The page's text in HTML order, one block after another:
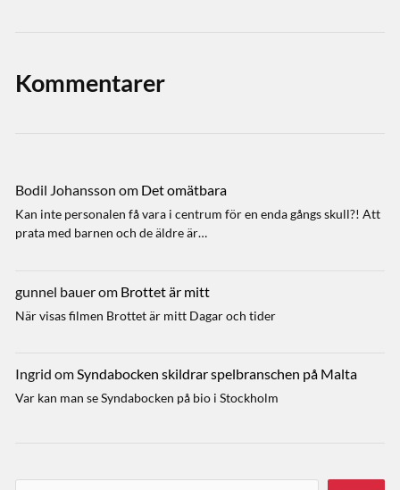
Kommentarer
Bodil Johansson om Det omätbara
Kan inte personalen få vara i centrum för en enda gångs skull?! Att
prata med barnen och de äldre är…
gunnel bauerom Brottet är mitt
När visas filmen Brottet är mitt Dagar och tider
Ingrid omSyndabocken skildrar spelbranschen på Malta
Var kan man se Syndabocken på bio i Stockholm